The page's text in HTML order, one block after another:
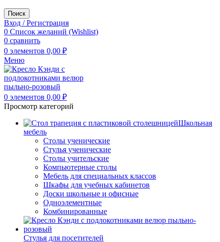
Поиск
Вход / Регистрация
0 Список желаний (Wishlist)
0 сравнить
0 элементов 0,00 ₽
Меню
0 элементов 0,00 ₽
Просмотр категорий
Школьная
мебель
Столы ученические
Стулья ученические
Столы учительские
Компьютерные столы
Мебель для специальных классов
Шкафы для учебных кабинетов
Доски школьные и офисные
Одноэлементные
Комбинированные
Стулья для посетителей